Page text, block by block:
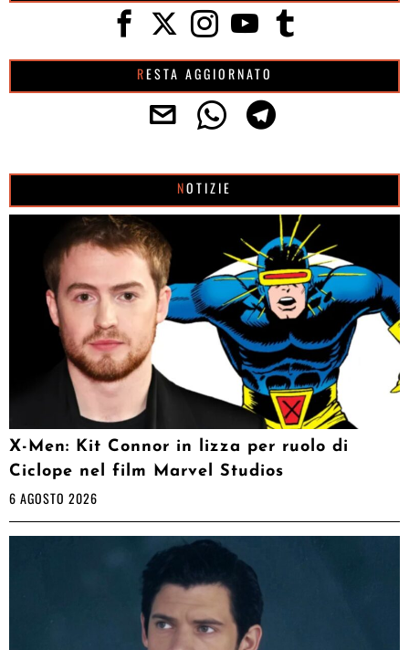
RESTA AGGIORNATO
NOTIZIE
X-Men: Kit Connor in lizza per ruolo di
Ciclope nel film Marvel Studios
6 AGOSTO 2026